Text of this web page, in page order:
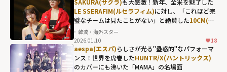
igh">
SAKURA(サクラ)も大感激！新年、全米を魅了した
LE SSERAFIM(ルセラフィム)に対し、「これほど完
璧なチームは見たことがない」と絶賛した10CM(シ
プセンチ)の言葉とは？
韓流・海外スター
2026.01.10
18
aespa(エスパ)らしさが光る"蠱惑的"なパフォーマ
ンス！世界を席巻したHUNTR/X(ハントリックス)
のカバーにも沸いた「MAMA」の名場面